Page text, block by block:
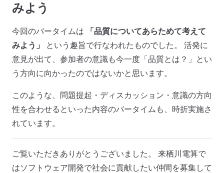
みよう
今回のバータイムは
「品質についてあらためて考えて
みよう」
という趣旨で行なわれたものでした。 活発に
意見が出て、参加者の意識も今一度「品質とは？」とい
う方向に向かったのではないかと思います。
このような、問題提起・ディスカッション・意識の方向
性を合わせるといった内容のバータイムも、時折実施さ
れています。
ご覧いただきありがとうございました。 来栖川電算で
はソフトウェア開発で社会に貢献したい仲間を募集して